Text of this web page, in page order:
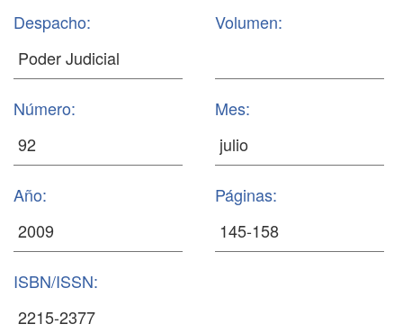
Despacho: Volumen:
Número: Mes:
Año: Páginas:
ISBN/ISSN: